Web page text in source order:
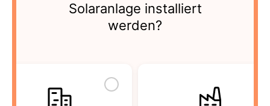
Solaranlage installiert
werden?